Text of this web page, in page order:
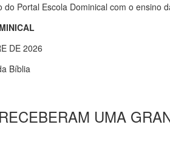
Portal Escola Dominical com o ensino
DE 2026
Bíblia
UMA